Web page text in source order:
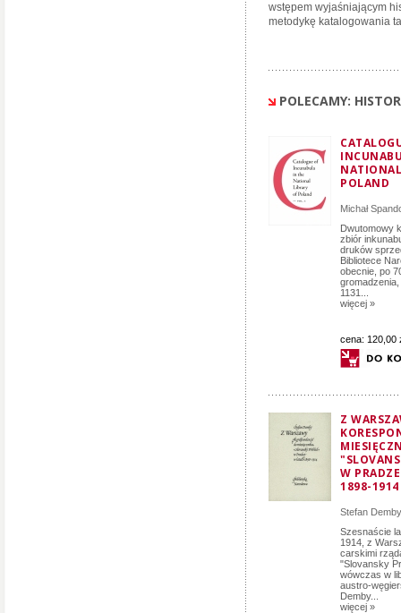
wstępem wyjaśniającym
metodykę katalogowania
POLECAMY:
POLAND
Michał
Dwutomowy
zbiór
druków
Bibliotece
obecnie, po
1131...
więcej »
cena: 120,00
Z
W
1898-1914
Stefan Demby
Szesnaście
1914, z
carskimi
"Slovansky
wówczas w
austro-
Demby...
więcej »